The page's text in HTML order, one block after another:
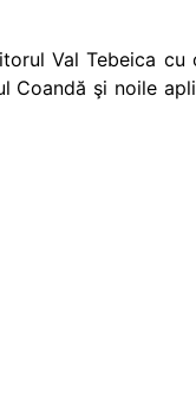
Val Tebeica cu
Coandă şi noile